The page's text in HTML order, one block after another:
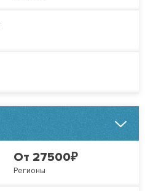
От 27500₽
Регионы